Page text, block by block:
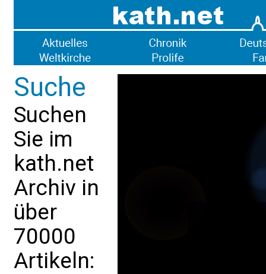
Suche
Suchen
Sie im
kath.net
Archiv in
über
70000
Artikeln: